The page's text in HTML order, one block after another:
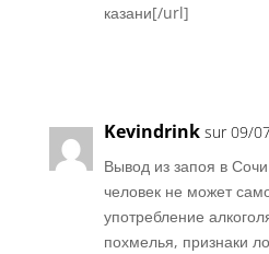
казани[/url]
Kevindrink sur 09/
Вывод из запоя в Сочи
человек не может
употребление
похмелья, признаки